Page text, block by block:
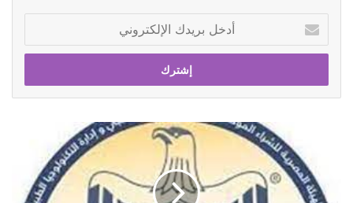
بريدك
الإلكتروني
القومية
لدراسة